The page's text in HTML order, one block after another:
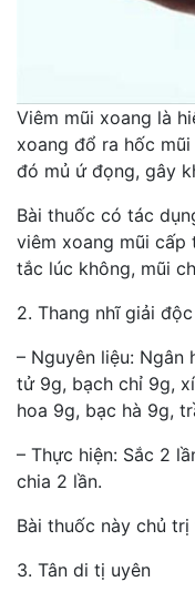
Viêm mũi xoang là
xoang đổ ra hốc
đó mủ ứ đọng, gây
Bài thuốc có tác
viêm xoang mũi cấp
tắc lúc không, mũi
2. Thang nhĩ giải
– Nguyên liệu: Ngân
tử 9g, bạch chỉ 9g,
hoa 9g, bạc hà 9g,
– Thực hiện: Sắc 2
chia 2 lần.
Bài thuốc này chủ
3. Tân di tị uyên